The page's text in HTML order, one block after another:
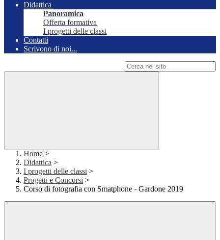
Didattica
Panoramica
Offerta formativa
I progetti delle classi
Contatti
Scrivono di noi...
Home >
Didattica >
I progetti delle classi >
Progetti e Concorsi >
Corso di fotografia con Smatphone - Gardone 2019